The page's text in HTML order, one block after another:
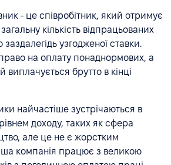
- це співробітник, який отримує
кількість відпрацьованих
заздалегідь узгодженої ставки.
на оплату понаднормових, а
виплачується брутто в кінці
найчастіше зустрічаються в
доходу, таких як сфера
але це не є жорстким
компанія працює з великою